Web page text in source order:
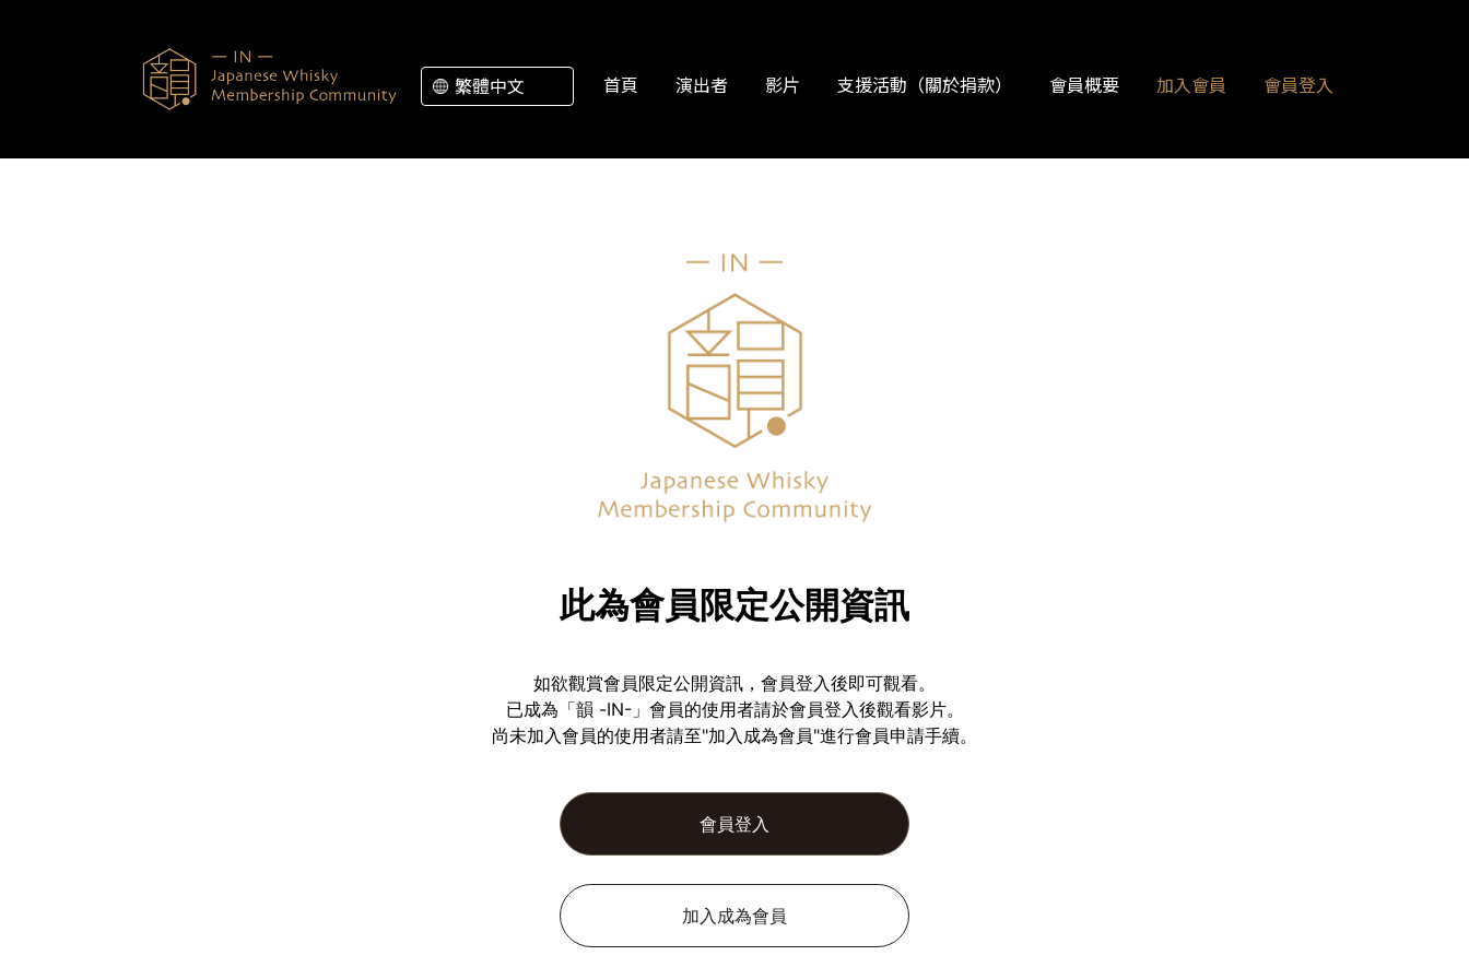
繁體中文 首頁 演出者 影片 支援活動（關於捐款） 會員概要 加入會員 會員登入
此為會員限定公開資訊
如欲觀賞會員限定公開資訊，會員登入後即可觀看。
已成為「韻 -IN-」會員的使用者請於會員登入後觀看影片。
尚未加入會員的使用者請至"加入成為會員"進行會員申請手續。
會員登入
加入成為會員